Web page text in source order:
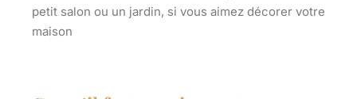
petit salon ou un jardin, si vous aimez décorer votre
maison